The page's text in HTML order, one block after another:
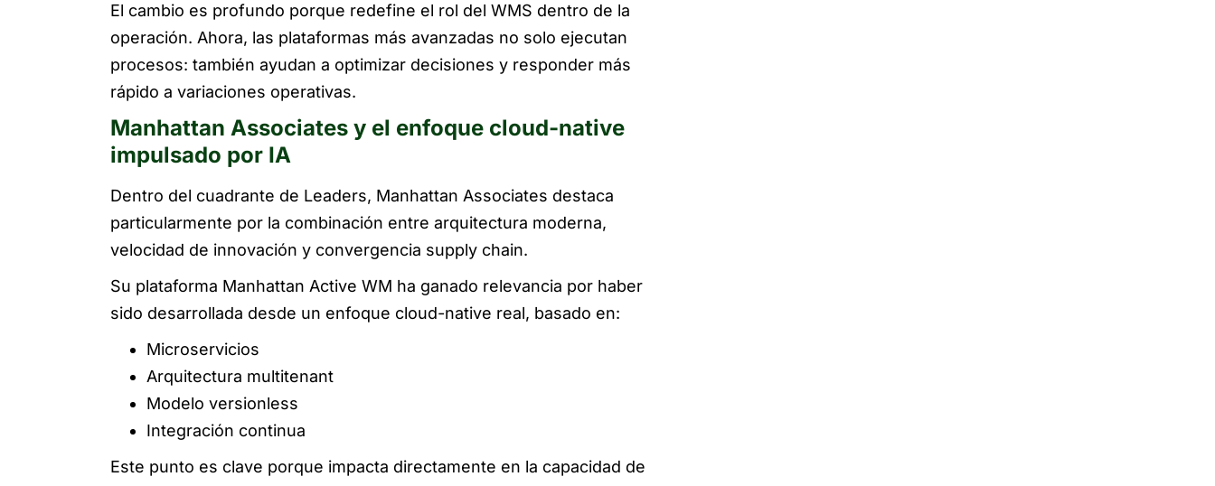
El cambio es profundo porque redefine el rol del WMS dentro de la
operación. Ahora, las plataformas más avanzadas no solo ejecutan
procesos: también ayudan a optimizar decisiones y responder más
rápido a variaciones operativas.
Manhattan Associates y el enfoque cloud-native
impulsado por IA
Dentro del cuadrante de Leaders, Manhattan Associates destaca
particularmente por la combinación entre arquitectura moderna,
velocidad de innovación y convergencia supply chain.
Su plataforma Manhattan Active WM ha ganado relevancia por haber
sido desarrollada desde un enfoque cloud-native real, basado en:
Microservicios
Arquitectura multitenant
Modelo versionless
Integración continua
Este punto es clave porque impacta directamente en la capacidad de